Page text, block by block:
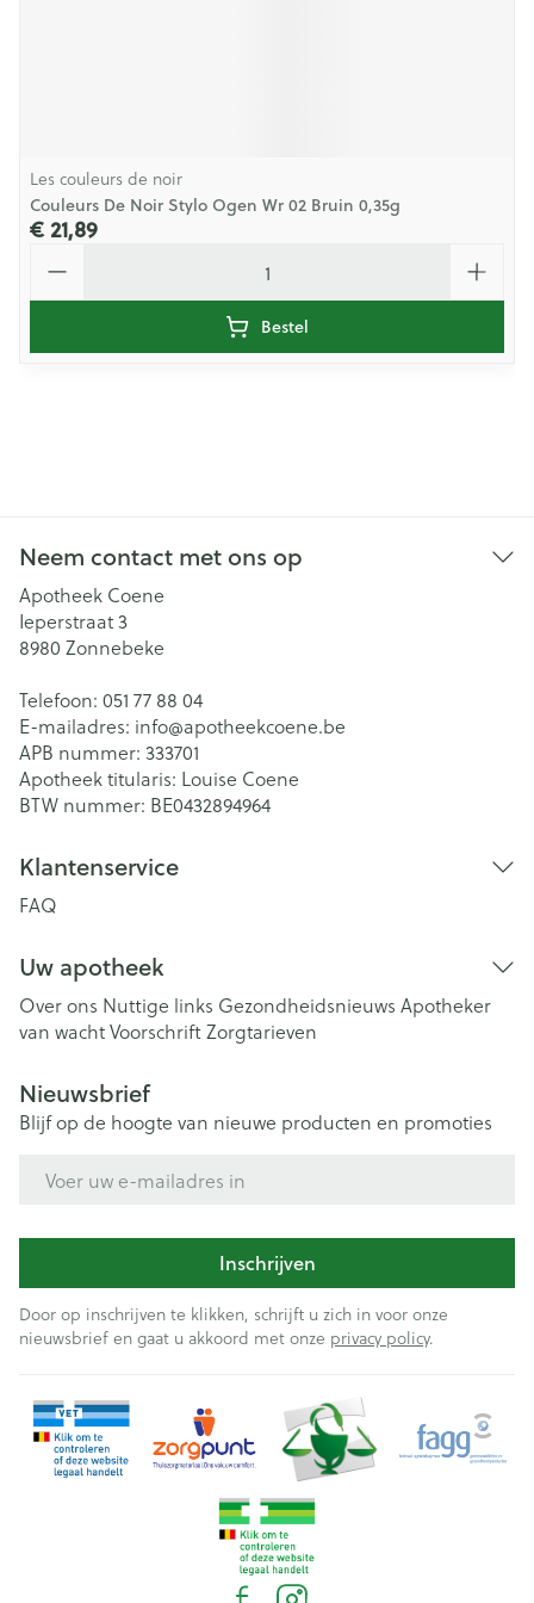
Les couleurs de noir
Couleurs De Noir Stylo Ogen Wr 02 Bruin 0,35g
€ 21,89
Bestel
Neem contact met ons op
Apotheek Coene
Ieperstraat 3
8980 Zonnebeke
Telefoon: 051 77 88 04
E-mailadres: info@apotheekcoene.be
APB nummer: 333701
Apotheek titularis: Louise Coene
BTW nummer: BE0432894964
Klantenservice
FAQ
Uw apotheek
Over ons Nuttige links Gezondheidsnieuws Apotheker
van wachtVoorschriftZorgtarieven
Nieuwsbrief
Blijf op de hoogte van nieuwe producten en promoties
Inschrijven
Door op inschrijven te klikken, schrijft u zich in voor onze
nieuwsbrief en gaat u akkoord met onze privacy policy.